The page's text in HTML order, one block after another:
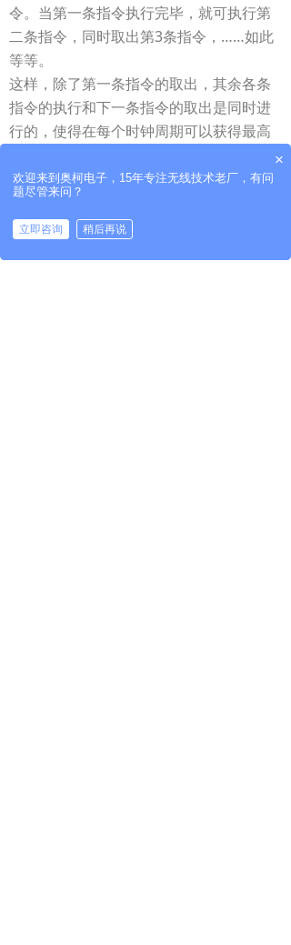
令。当第一条指令执行完毕，就可执行第
二条指令，同时取出第3条指令，……如此
等等。
这样，除了第一条指令的取出，其余各条
指令的执行和下一条指令的取出是同时进
行的，使得在每个时钟周期可以获得最高
在大多数微控制器中，取指令和指令
执行都是顺序进行的，但在PIC单片机指令
流水线结构中，取指令和执行指令在时间
×
欢迎来到奥柯电子，15年专注无线技术老厂，有问
题尽管来问？
立即咨询
稍后再说
拨打电话